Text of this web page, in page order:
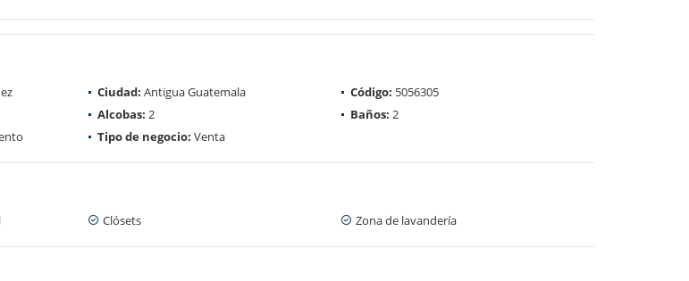
Ciudad: Antigua Guatemala Código: 5056305
Alcobas: 2 Baños: 2
Tipo de negocio: Venta
Clósets Zona de lavandería